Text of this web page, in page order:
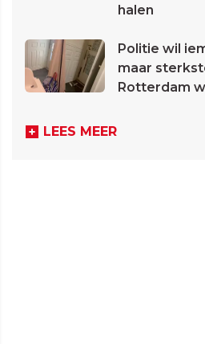
halen
Politie wil
maar
Rotterdam
LEES MEER